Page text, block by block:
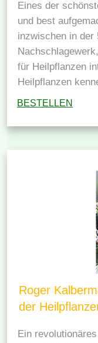
Eines der
und best
inzwischen in der
für Heilpflanzen
Heilpflanzen
BESTELLEN
Roger
der
Ein